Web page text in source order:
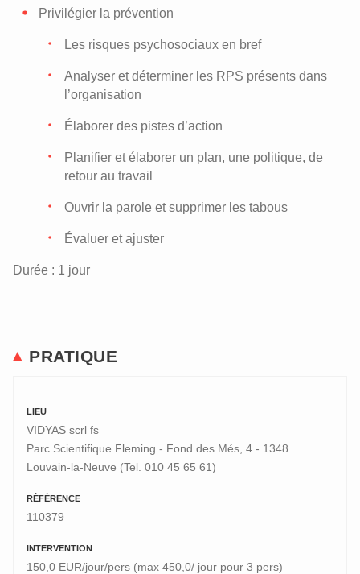
Privilégier la prévention
Les risques psychosociaux en bref
Analyser et déterminer les RPS présents dans
l’organisation
Élaborer des pistes d’action
Planifier et élaborer un plan, une politique, de
retour au travail
Ouvrir la parole et supprimer les tabous
Évaluer et ajuster
Durée : 1 jour
PRATIQUE
LIEU
VIDYAS scrl fs
Parc Scientifique Fleming - Fond des Més, 4 - 1348
Louvain-la-Neuve (Tel. 010 45 65 61)
RÉFÉRENCE
110379
INTERVENTION
150,0 EUR/jour/pers (max 450,0/ jour pour 3 pers)